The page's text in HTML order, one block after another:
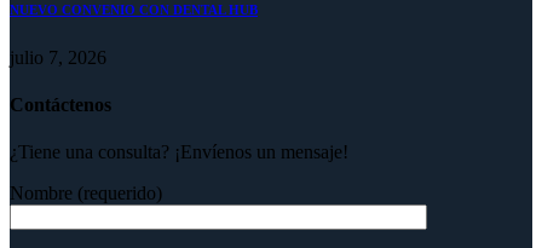
NUEVO CONVENIO CON DENTAL HUB
julio 7, 2026
Contáctenos
¿Tiene una consulta? ¡Envíenos un mensaje!
Nombre (requerido)